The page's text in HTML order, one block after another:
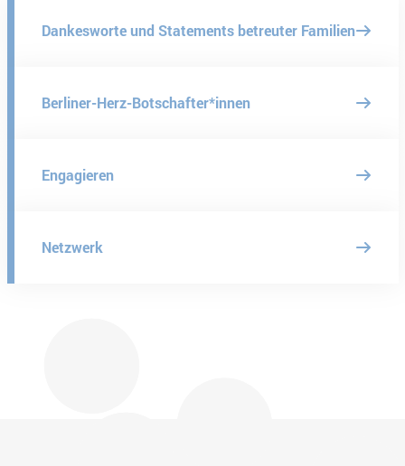
Dankesworte und Statements betreuter Familien
Berliner-Herz-Botschafter*innen
Engagieren
Netzwerk